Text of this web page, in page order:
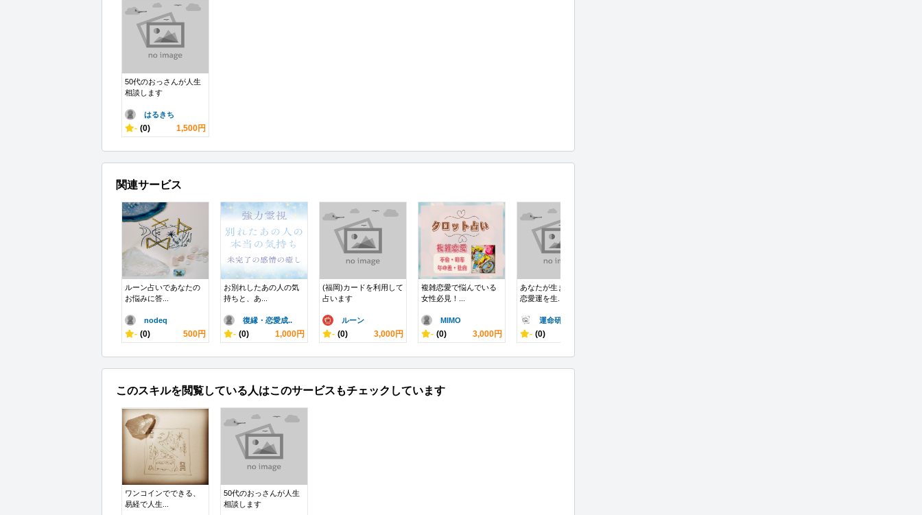
50代のおっさんが人生
相談します
はるきち
- (0) 1,500円
関連サービス
ルーン占いであなたの
お悩みに答...
nodeq
- (0) 500円
お別れしたあの人の気
持ちと、あ...
復縁・恋愛成..
- (0) 1,000円
(福岡)カードを利用して
占います
ルーン
- (0) 3,000円
複雑恋愛で悩んでいる
女性必見！...
MIMO
- (0) 3,000円
あなたが生まれもった
恋愛運を生...
運命研究家 ..
- (0)
このスキルを閲覧している人はこのサービスもチェックしています
ワンコインでできる、
易経で人生...
50代のおっさんが人生
相談します